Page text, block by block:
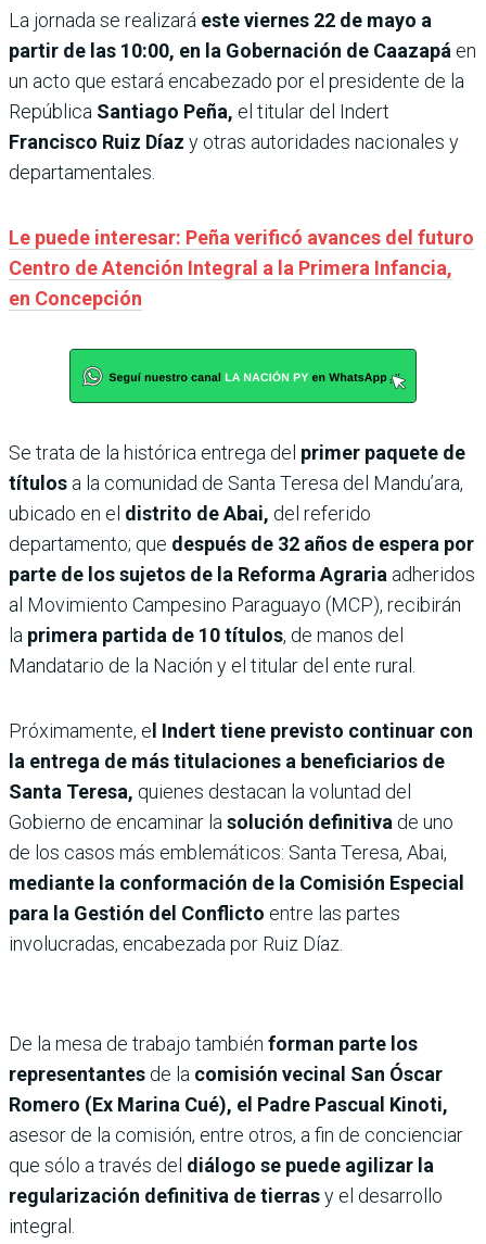
La jornada se realizará este viernes 22 de mayo a
partir de las 10:00, en la Gobernación de Caazapá en
un acto que estará encabezado por el presidente de la
República Santiago Peña, el titular del Indert
Francisco Ruiz Díaz y otras autoridades nacionales y
departamentales.
Le puede interesar: Peña verificó avances del futuro
Centro de Atención Integral a la Primera Infancia,
en Concepción
Se trata de la histórica entrega del primer paquete de
títulos a la comunidad de Santa Teresa del Mandu’ara,
ubicado en el distrito de Abai, del referido
departamento; que después de 32 años de espera por
parte de los sujetos de la Reforma Agraria adheridos
al Movimiento Campesino Paraguayo (MCP), recibirán
la primera partida de 10 títulos, de manos del
Mandatario de la Nación y el titular del ente rural.
Próximamente, e l Indert tiene previsto continuar con
la entrega de más titulaciones a beneficiarios de
Santa Teresa, quienes destacan la voluntad del
Gobierno de encaminar la solución definitiva de uno
de los casos más emblemáticos: Santa Teresa, Abai,
mediante la conformación de la Comisión Especial
para la Gestión del Conflicto entre las partes
involucradas, encabezada por Ruiz Díaz.
De la mesa de trabajo también forman parte los
representantes de la comisión vecinal San Óscar
Romero (Ex Marina Cué), el Padre Pascual Kinoti,
asesor de la comisión, entre otros, a fin de concienciar
que sólo a través del diálogo se puede agilizar la
regularización definitiva de tierrasy el desarrollo
integral.